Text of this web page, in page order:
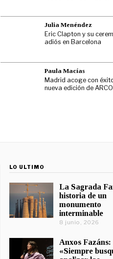
Julia Menéndez
Eric Clapton y su
adiós en Barcelona
Paula Macías
Madrid acoge con
nueva edición de ARCO
LO ÚLTIMO
La Sagrada
historia de un
monumento
interminable
8 junio, 2026
Anxos Fazáns:
«Siempre